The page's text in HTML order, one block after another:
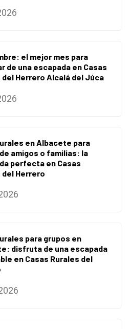
el mejor mes para
de una escapada en Casas
del Herrero Alcalá del Júca
en Albacete para
amigos o familias: la
perfecta en Casas
del Herrero
para grupos en
disfruta de una escapada
en Casas Rurales del